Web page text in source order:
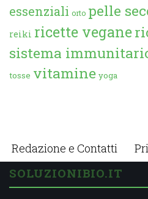
essenziali orto pelle
reiki ricette vegane
sistema
tosse vitamine yoga
Redazione e Contatti
SOLUZIONIBIO.IT